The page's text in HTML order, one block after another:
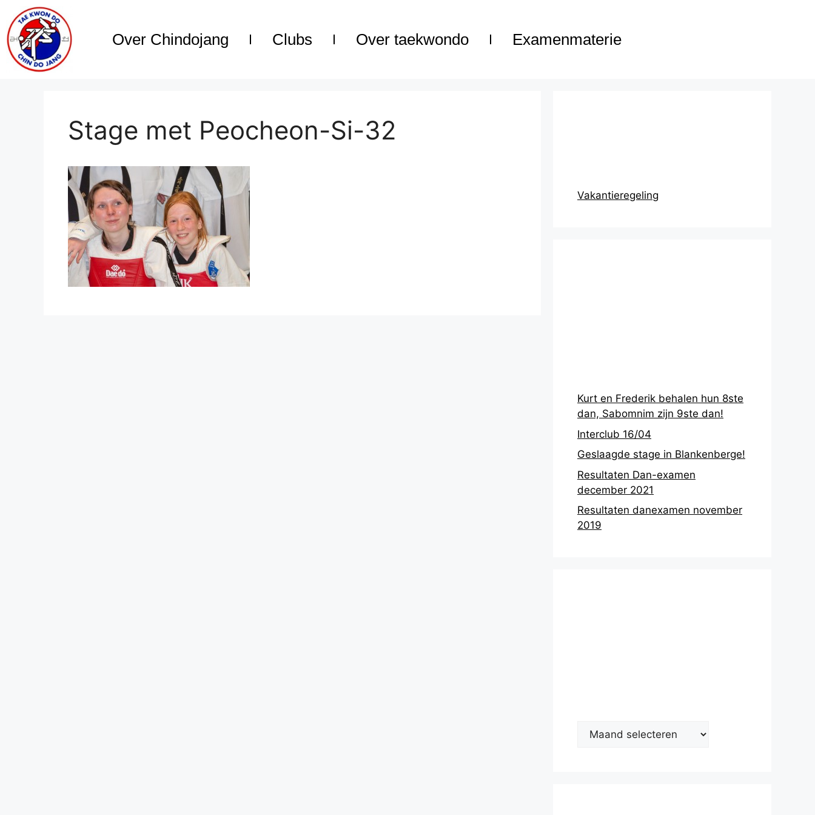
Over Chindojang Clubs Over taekwondo Examenmaterie
Stage met Peocheon-Si-32
Vakantieregeling
Kurt en Frederik behalen hun 8ste
dan, Sabomnim zijn 9ste dan!
Interclub 16/04
Geslaagde stage in Blankenberge!
Resultaten Dan-examen
december 2021
Resultaten danexamen november
2019